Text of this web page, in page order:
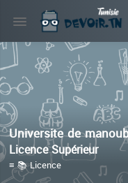
Universite de
Licence Supérieur
≡ 📚 Licence